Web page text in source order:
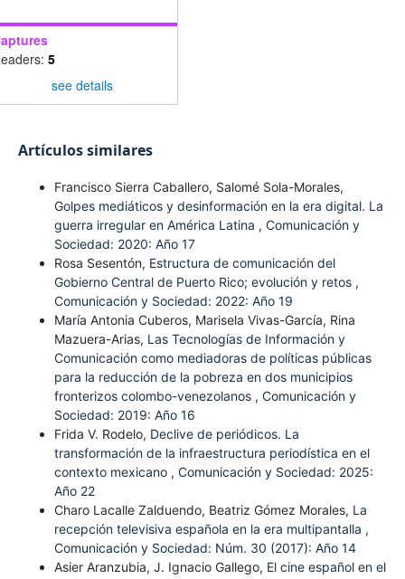
5
see details
Artículos similares
Francisco Sierra Caballero, Salomé Sola-Morales,
Golpes mediáticos y desinformación en la era digital. La
guerra irregular en América Latina , Comunicación y
Sociedad: 2020: Año 17
Rosa Sesentón, Estructura de comunicación del
Gobierno Central de Puerto Rico; evolución y retos ,
Comunicación y Sociedad: 2022: Año 19
María Antonia Cuberos, Marisela Vivas-García, Rina
Mazuera-Arias, Las Tecnologías de Información y
Comunicación como mediadoras de políticas públicas
para la reducción de la pobreza en dos municipios
fronterizos colombo-venezolanos , Comunicación y
Sociedad: 2019: Año 16
Frida V. Rodelo, Declive de periódicos. La
transformación de la infraestructura periodística en el
contexto mexicano , Comunicación y Sociedad: 2025:
Año 22
Charo Lacalle Zalduendo, Beatriz Gómez Morales, La
recepción televisiva española en la era multipantalla ,
Comunicación y Sociedad: Núm. 30 (2017): Año 14
Asier Aranzubia, J. Ignacio Gallego, El cine español en el